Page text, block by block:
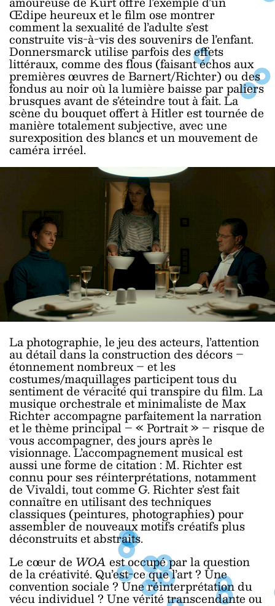
Œdipe heureux et le film ose montrer
comment la sexualité de l’adulte s’est
construite vis-à-vis des souvenirs de l’enfant.
Donnersmarck utilise parfois des effets
littéraux, comme des flous (faisant échos aux
premières œuvres de Barnert/Richter) ou des
fondus au noir où la lumière baisse par paliers
brusques avant de s’éteindre tout à fait. La
scène du bouquet offert à Hitler est tournée de
manière totalement subjective, avec une
surexposition des blancs et un mouvement de
caméra irréel.
La photographie, le jeu des acteurs, l’attention
au détail dans la construction des décors –
étonnement nombreux – et les
costumes/maquillages participent tous du
sentiment de véracité qui transpire du film. La
musique orchestrale et minimaliste de Max
Richter accompagne parfaitement la narration
et le thème principal – « Portrait » – risque de
vous accompagner, des jours après le
visionnage. L’accompagnement musical est
aussi une forme de citation : M. Richter est
connu pour ses réinterprétations, notamment
de Vivaldi, tout comme G. Richter s’est fait
connaître en utilisant des techniques
classiques (peintures, photographies) pour
assembler de nouveaux motifs créatifs plus
déconstruits et abstraits.
Le cœur de WOAest occupé par la question
de la créativité. Qu’est-ce que l’art ? Une
convention sociale ? Une réinterprétation du
vécu individuel ? Une vérité transcendante ou